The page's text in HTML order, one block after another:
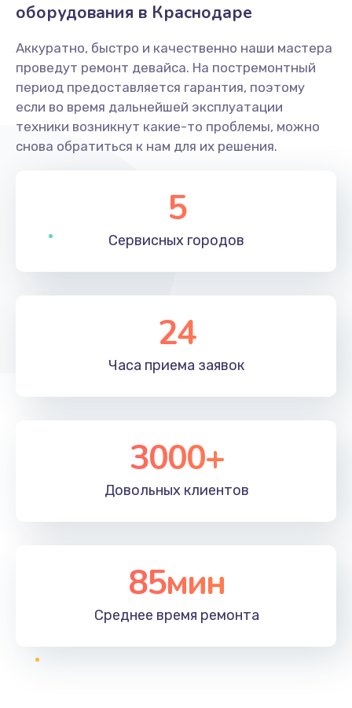
оборудования в Краснодаре
Аккуратно, быстро и качественно наши мастера
проведут ремонт девайса. На постремонтный
период предоставляется гарантия, поэтому
если во время дальнейшей эксплуатации
техники возникнут какие-то проблемы, можно
снова обратиться к нам для их решения.
5
Сервисных городов
24
Часа приема заявок
3000+
Довольных клиентов
85мин
Среднее время ремонта